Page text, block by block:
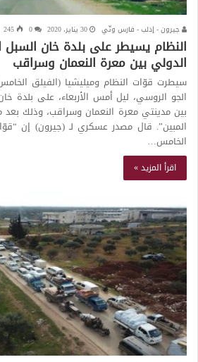
جيرون - إدلب - فارس وتّي 30 يناير، 2020 245
النظام يسيطر على بلدة خان السبل
الدولي بين معرة النعمان وسراقب
سيطرت قوّات النظام وميليشيا (الفيلق
الجو الروسي، ليل أمس الأربعاء، على بلدة
بين مدينتي معرة النعمان وسراقب، وذلك
المبين”. قال مصدر عسكري لـ (جيرون) إن
الخامس…
اقرأ المزيد »